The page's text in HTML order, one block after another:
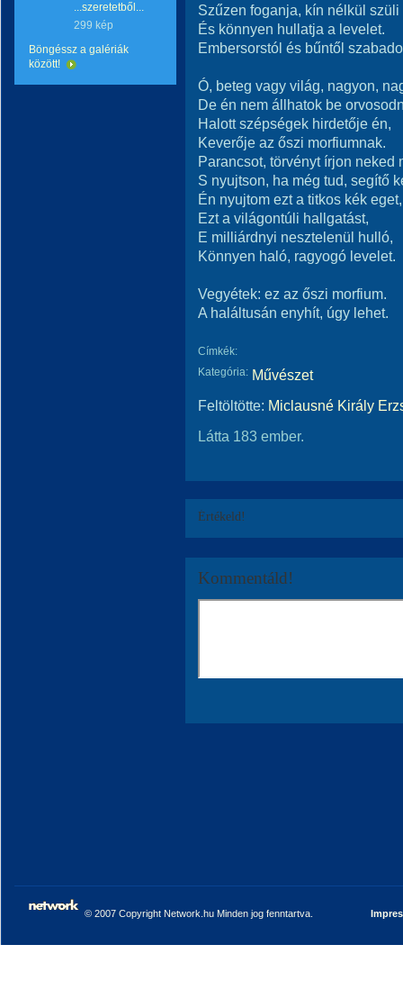
...szeretetből...
299 kép
Böngéssz a galériák
között!
Szűzen foganja, kín nélkül szüli
És könnyen hullatja a levelet.
Embersorstól és bűntől
Ó, beteg vagy világ, nagyon,
De én nem állhatok be
Halott szépségek hirdetője én,
Keverője az őszi morfiumnak.
Parancsot, törvényt írjon neked
S nyujtson, ha még tud, segítő
Én nyujtom ezt a titkos kék eget,
Ezt a világontúli hallgatást,
E milliárdnyi nesztelenül hulló,
Könnyen haló, ragyogó levelet.
Vegyétek: ez az őszi morfium.
A haláltusán enyhít, úgy lehet.
Címkék:
Kategória: Művészet
Feltöltötte: Miclausné Király
Látta 183 ember.
Értékeld!
Kommentáld!
© 2007 Copyright Network.hu Minden jog fenntartva.